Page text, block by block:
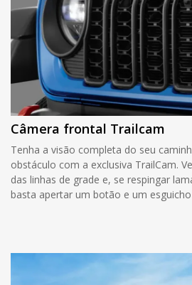
Câmera frontal Trailcam
Tenha a visão completa do seu
obstáculo com a exclusiva TrailCam.
das linhas de grade e, se respingar
basta apertar um botão e um